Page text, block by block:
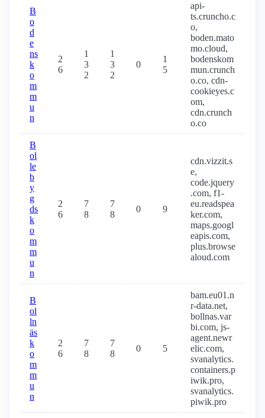
B
o
d
e
ns
k
o
m
m
u
n
2
6
1
3
2
1
3
2
0
1
5
api-
ts.cruncho.c
o,
boden.mato
mo.cloud,
bodenskom
mun.crunch
o.co, cdn-
cookieyes.c
om,
cdn.crunch
o.co
B
ol
le
b
y
g
ds
k
o
m
m
u
n
2
6
7
8
7
8
0 9
cdn.vizzit.s
e,
code.jquery
.com, f1-
eu.readspea
ker.com,
maps.googl
eapis.com,
plus.browse
aloud.com
B
ol
ln
äs
k
o
m
m
u
n
2
6
7
8
7
8
0 5
bam.eu01.n
r-data.net,
bollnas.var
bi.com, js-
agent.newr
elic.com,
svanalytics.
containers.p
iwik.pro,
svanalytics.
piwik.pro